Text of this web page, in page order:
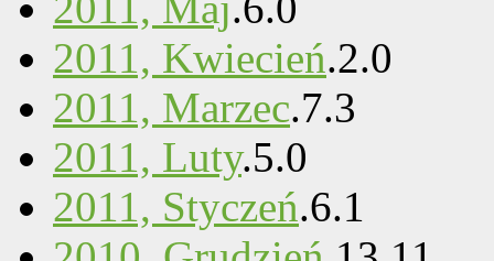
2011, Kwiecień.2.0
2011, Marzec.7.3
2011, Luty.5.0
2011, Styczeń.6.1